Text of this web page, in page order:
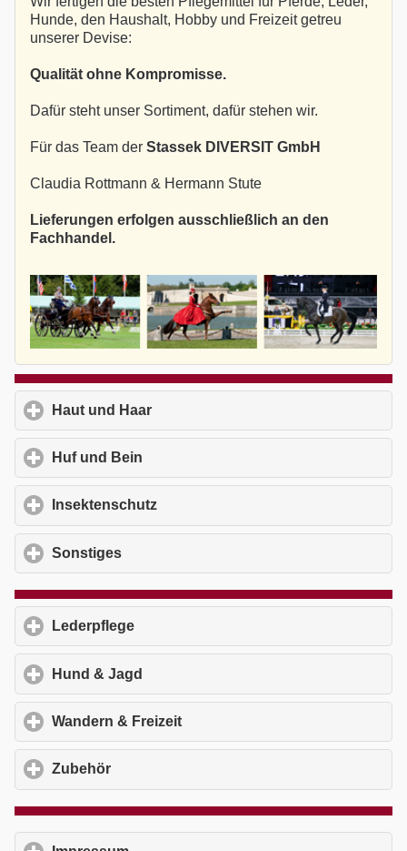
Hunde, den Haushalt, Hobby und Freizeit getreu
unserer Devise:
Qualität ohne Kompromisse.
Dafür steht unser Sortiment, dafür stehen wir.
Für das Team der Stassek DIVERSIT GmbH
Claudia Rottmann & Hermann Stute
Lieferungen erfolgen ausschließlich an den
Fachhandel.
Haut und Haar
Huf und Bein
Insektenschutz
Sonstiges
Lederpflege
Hund & Jagd
Wandern & Freizeit
Zubehör